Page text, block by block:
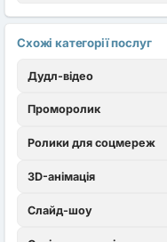
Схожі категорії послуг
Дудл-відео
Проморолик
Ролики для соцмереж
3D-анімація
Слайд-шоу